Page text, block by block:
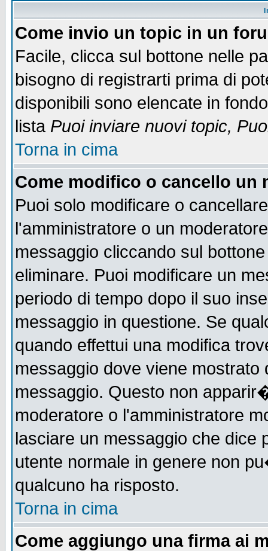
Come invio un topic in un
Facile, clicca sul bottone nelle
bisogno di registrarti prima di
disponibili sono elencate in
lista Puoi inviare nuovi topic,
Torna in cima
Come modifico o cancello un
Puoi solo modificare o
l'amministratore o un
messaggio cliccando sul
eliminare. Puoi modificare un
periodo di tempo dopo il suo
messaggio in questione. Se
quando effettui una modifica
messaggio dove viene mostrato
messaggio. Questo non
moderatore o l'amministratore
lasciare un messaggio che
utente normale in genere non
qualcuno ha risposto.
Torna in cima
Come aggiungo una firma ai